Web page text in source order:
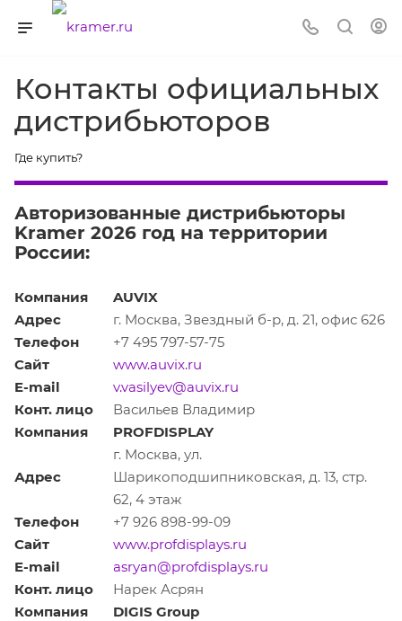
Контакты официальных
дистрибьюторов
Где купить?
Авторизованные дистрибьюторы
Kramer 2026 год на территории
России:
Компания
AUVIX
Адрес
г. Москва, Звездный б-р, д. 21, офис 626
Телефон
+7 495 797-57-75
Сайт
www.auvix.ru
E-mail
v.vasilyev@auvix.ru
Конт. лицо
Васильев Владимир
Компания
PROFDISPLAY
Адрес
г. Москва, ул.
Шарикоподшипниковская, д. 13, стр.
62, 4 этаж
Телефон
+7 926 898-99-09
Сайт
www.profdisplays.ru
E-mail
asryan@profdisplays.ru
Конт. лицо
Нарек Асрян
Компания
DIGIS Group